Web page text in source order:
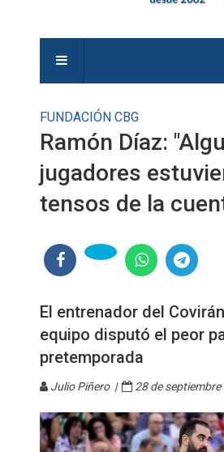
FUNDACIÓN CBG
Ramón Díaz:
jugadores
tensos de la
El entrenador del
equipo disputó el peor
pretemporada
Julio Piñero | 28 de septiembre